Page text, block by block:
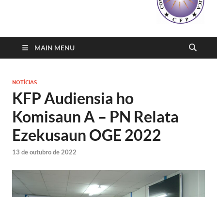
MAIN MENU
NOTÍCIAS
KFP Audiensia ho
Komisaun A – PN Relata
Ezekusaun OGE 2022
13 de outubro de 2022